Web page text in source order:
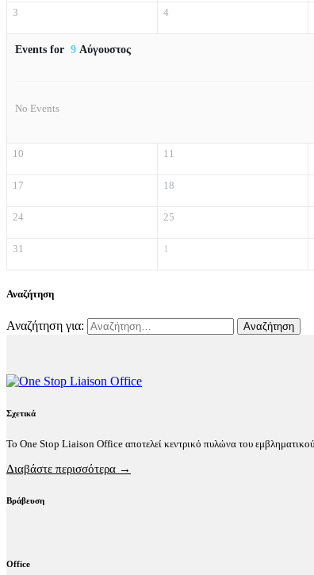
3 4
Events for 9 Αύγουστος
No Events
10 11
17 18
24 25
31 1
Αναζήτηση
Αναζήτηση για:
Σχετικά
Το One Stop Liaison Office αποτελεί κεντρικό πυλώνα του
Διαβάστε περισσότερα →
Βράβευση
Office